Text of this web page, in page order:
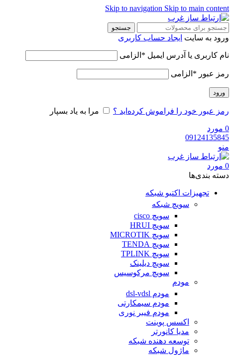
Skip to navigation Skip to main content
جستجو
ورود به سایت ایجاد حساب کاربری
نام کاربری یا آدرس ایمیل * الزامی
رمز عبور * الزامی
ورود
رمز عبور خود را فراموش کرده‌اید ؟ مرا به یاد بسپار
0 مورد
09124135845
منو
0 مورد
دسته‌ بندی‌ها
تجهیزات اکتیو شبکه
سویچ شبکه
سویچ cisco
سویچ HRUI
سویچ MICROTIK
سویچ TENDA
سویچ TPLINK
سویچ دیلینک
سویچ مرکوسیس
مودم
مودم dsl-vdsl
مودم سیمکارتی
مودم فیبر نوری
اکسس پوینت
مدیا کانورتر
توسعه دهنده شبکه
ماژول شبکه